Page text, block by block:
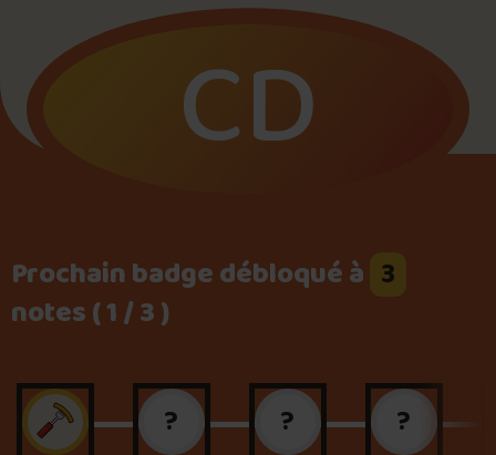
CD
Prochain badge débloqué à 3
notes ( 1 / 3 )
? ? ?